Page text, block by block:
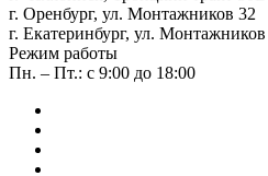
г. Оренбург, ул. Монтажников 32
г. Екатеринбург, ул. Монтажников
Режим работы
Пн. – Пт.: с 9:00 до 18:00